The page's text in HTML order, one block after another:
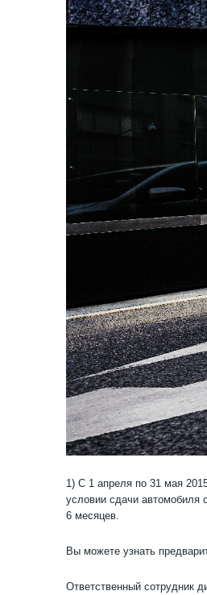
1) С 1 апреля по 31 мая
условии сдачи автомобиля
6 месяцев.
Вы можете узнать
Ответственный сотрудник